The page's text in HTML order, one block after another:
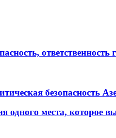
ответственность
безопасность
одного места, которое